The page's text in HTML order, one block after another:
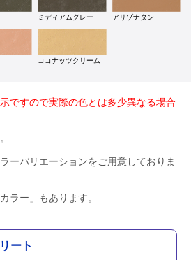
ミディアムグレー アリゾナタン
ココナッツクリーム
ですので実際の色とは多少異なる場合
ーバリエーションをご用意しておりま
ラー」もあります。
ート